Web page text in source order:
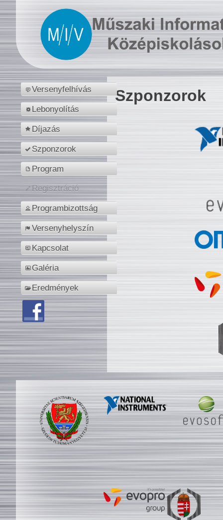
Versenyfelhívás
Lebonyolítás
Díjazás
Szponzorok
Program
Regisztráció
Programbizottság
Versenyhelyszín
Kapcsolat
Galéria
Eredmények
Szponzorok